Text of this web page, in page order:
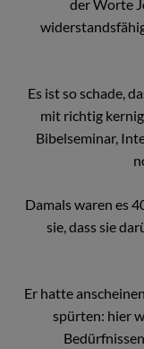
der Worte
Es ist so schade,
mit richtig
Bibelseminar,
Damals waren es
sie, dass sie
Er hatte
spürten: hier